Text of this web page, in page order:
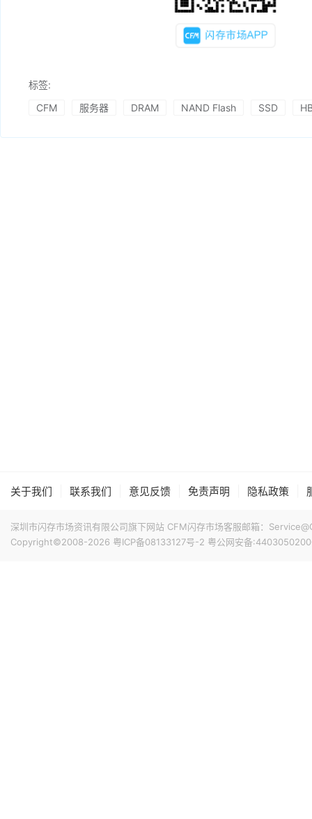
标签:
CFM
服务器 DRAM NAND Flash SSD
关于我们 联系我们 意见反馈 免责声明 隐私政策
深圳市闪存市场资讯有限公司旗下网站 CFM闪存市场客服邮箱：
Copyright©2008-2026 粤ICP备08133127号-2 粤公网安备